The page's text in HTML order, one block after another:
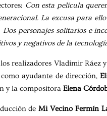
Con esta película
La excusa para
Dos personajes solitarios e
y negativos de la
los realizadores Vladimir
ayudante de dirección,
y la compositora Elena
deMi Vecino Fermín